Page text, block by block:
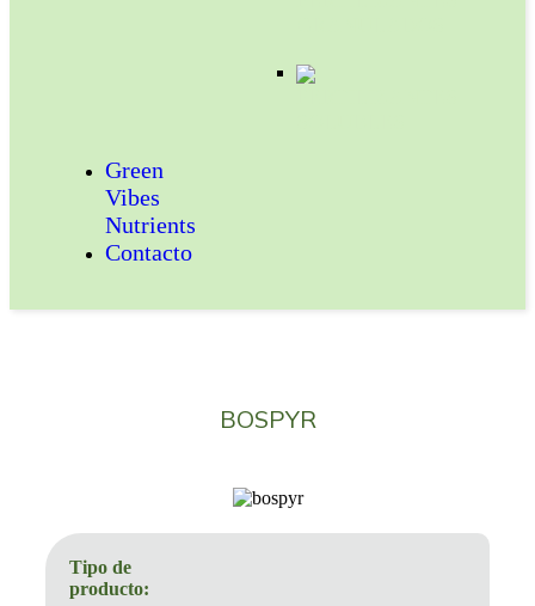
Green
Vibes
Nutrients
Contacto
BOSPYR
Tipo de
producto: